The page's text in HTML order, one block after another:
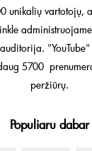
unikalių vartotojų,
5700
peržiūrų.
Populiaru dabar